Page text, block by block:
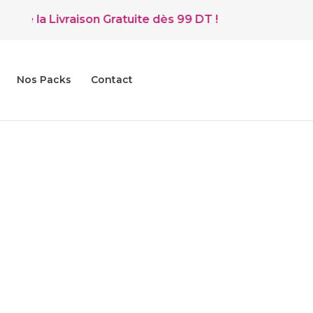
la Livraison Gratuite dès 99 DT !
Nos Packs Contact